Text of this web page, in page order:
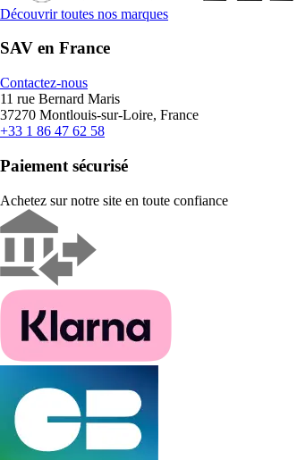
Découvrir toutes nos marques
SAV en France
Contactez-nous
11 rue Bernard Maris
37270 Montlouis-sur-Loire, France
+33 1 86 47 62 58
Paiement sécurisé
Achetez sur notre site en toute confiance